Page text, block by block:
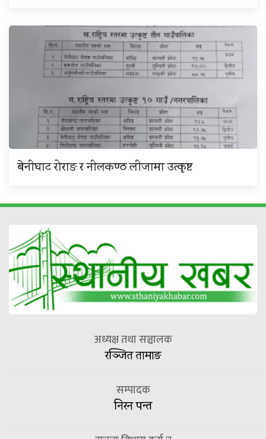
बेनीघाट रोराङ र नीलकण्ठ लीजामा उत्कृष्ट
अध्यक्ष तथा सञ्चालक
रञ्जित तामाङ
सम्पादक
निरन पन्त